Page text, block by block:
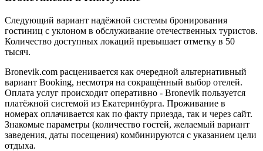
Следующий вариант надёжной системы бронирования
гостиниц с уклоном в обслуживание отечественных туристов.
Количество доступных локаций превышает отметку в 50
тысяч.
Bronevik.com расценивается как очередной альтернативный
вариант Booking, несмотря на сокращённый выбор отелей.
Оплата услуг происходит оперативно - Bronevik пользуется
платёжной системой из Екатеринбурга. Проживание в
номерах оплачивается как по факту приезда, так и через сайт.
Знакомые параметры (количество гостей, желаемый вариант
заведения, даты посещения) комбинируются с указанием цели
отдыха.